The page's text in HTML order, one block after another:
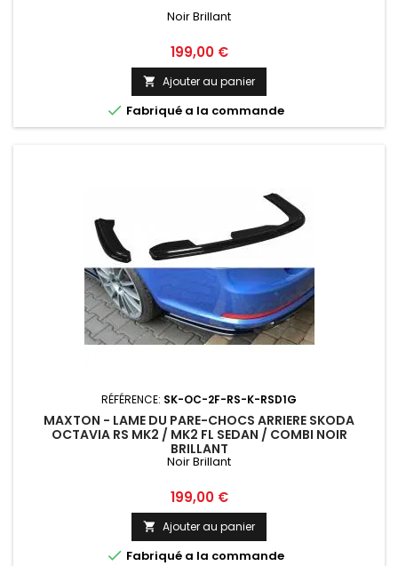
Noir Brillant
Prix
199,00 €
 Ajouter au panier
 Fabriqué a la commande
RÉFÉRENCE: SK-OC-2F-RS-K-RSD1G
MAXTON - LAME DU PARE-CHOCS ARRIERE SKODA
OCTAVIA RS MK2 / MK2 FL SEDAN / COMBI NOIR
BRILLANT
Noir Brillant
Prix
199,00 €
 Ajouter au panier
 Fabriqué a la commande